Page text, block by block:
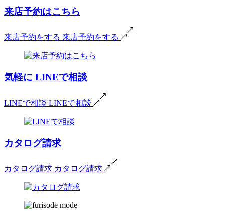
来店予約はこちら
来店予約をする 来店予約をする
気軽に LINEで相談
LINEで相談 LINEで相談
カタログ請求
カタログ請求 カタログ請求